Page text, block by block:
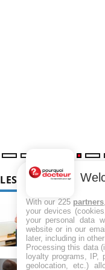
LES MALADIES
artérielle
With our 225 partners
your devices
your personal data
website or in our
later, including in
Processing this data
loyalty programs, IP,
geolocation, etc.)